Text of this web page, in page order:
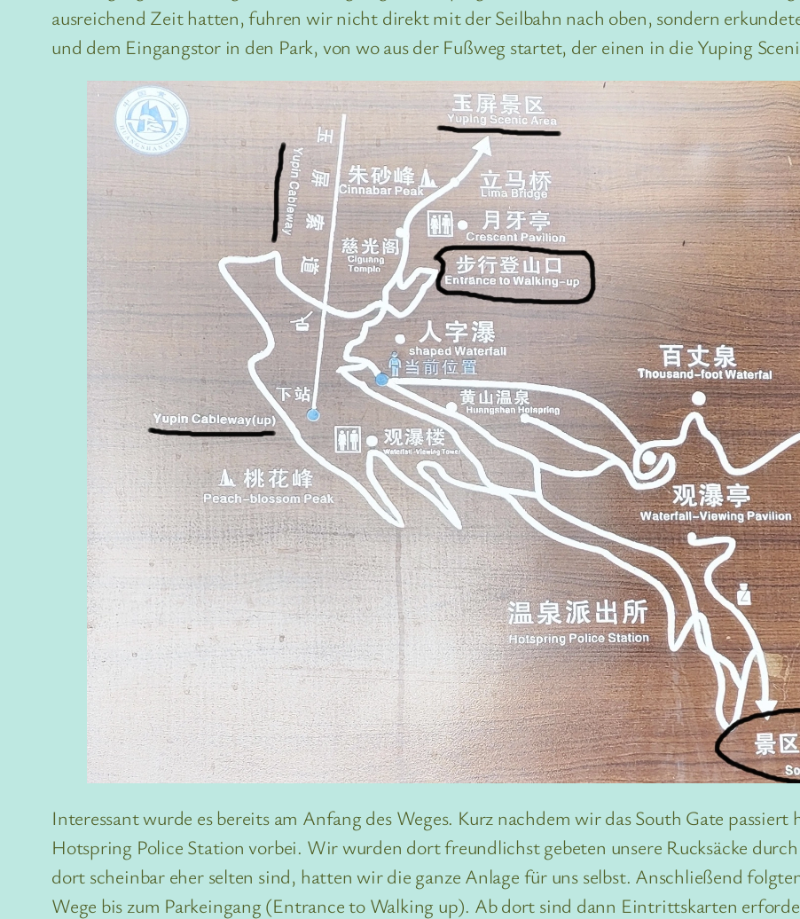
ausreichend Zeit hatten, fuhren wir nicht direkt mit der Seilbahn nach oben, sondern
und dem Eingangstor in den Park, von wo aus der Fußweg startet, der einen in die Yuping
Interessant wurde es bereits am Anfang des Weges. Kurz nachdem wir das South Gate
Hotspring Police Station vorbei. Wir wurden dort freundlichst gebeten unsere Rucksäcke
dort scheinbar eher selten sind, hatten wir die ganze Anlage für uns selbst. Anschließend
Wege bis zum Parkeingang (Entrance to Walking up). Ab dort sind dann Eintrittskarten